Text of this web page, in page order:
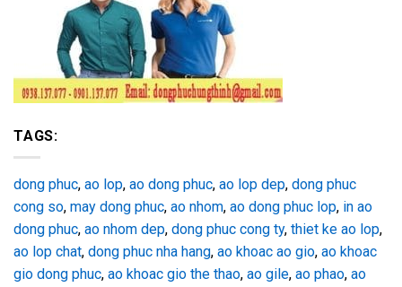
TAGS:
dong phuc, ao lop, ao dong phuc, ao lop dep, dong phuc
cong so, may dong phuc, ao nhom, ao dong phuc lop, in ao
dong phuc, ao nhom dep, dong phuc cong ty, thiet ke ao lop,
ao lop chat, dong phuc nha hang, ao khoac ao gio, ao khoac
gio dong phuc, ao khoac gio the thao, ao gile, ao phao, ao